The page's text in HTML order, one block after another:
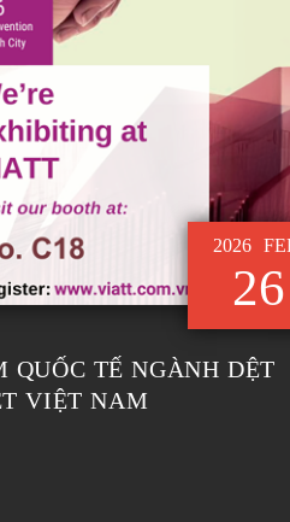
2026
26
TẾ NGÀNH DỆT
VIỆT NAM